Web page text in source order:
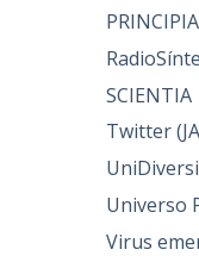
PRINCIPIA
SCIENTIA
Twitter
Universo
Virus